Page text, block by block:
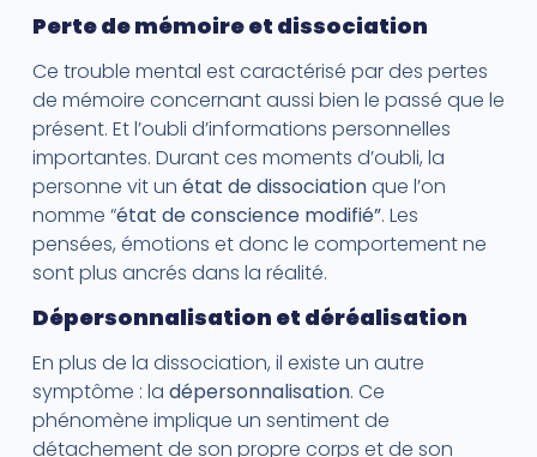
Perte de mémoire et dissociation
Ce trouble mental est caractérisé par des pertes
de mémoire concernant aussi bien le passé que le
présent. Et l’oubli d’informations personnelles
importantes. Durant ces moments d’oubli, la
personne vit un état de dissociationque l’on
nomme “état de conscience modifié”. Les
pensées, émotions et donc le comportement ne
sont plus ancrés dans la réalité.
Dépersonnalisation et déréalisation
En plus de la dissociation, il existe un autre
symptôme : la dépersonnalisation. Ce
phénomène implique un sentiment de
détachement de son propre corps et de son